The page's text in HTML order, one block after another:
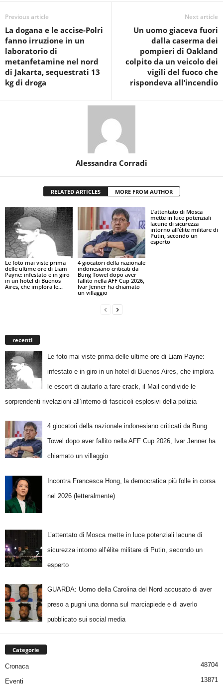
Previous article
La dogana e le accise-Polri
fanno irruzione in un
laboratorio di
metanfetamine nel nord
di Jakarta, sequestrati 13
kg di droga
Next article
Un uomo giaceva fuori
dalla caserma dei
pompieri di Oakland
colpito da un veicolo dei
vigili del fuoco che
rispondeva all’incendio
Alessandra Corradi
RELATED ARTICLES MORE FROM AUTHOR
Le foto mai viste prima
delle ultime ore di Liam
Payne: infestato e in giro
in un hotel di Buenos
Aires, che implora le...
4 giocatori della nazionale
indonesiano criticati da
Bung Towel dopo aver
fallito nella AFF Cup 2026,
Ivar Jenner ha chiamato
un villaggio
L’attentato di Mosca
mette in luce potenziali
lacune di sicurezza
intorno all’élite militare di
Putin, secondo un
esperto
recenti
Le foto mai viste prima delle ultime ore di Liam Payne:
infestato e in giro in un hotel di Buenos Aires, che implora
le escort di aiutarlo a fare crack, il Mail condivide le
sorprendenti rivelazioni all’interno di fascicoli esplosivi della polizia
4 giocatori della nazionale indonesiano criticati da Bung
Towel dopo aver fallito nella AFF Cup 2026, Ivar Jenner ha
chiamato un villaggio
Incontra Francesca Hong, la democratica più folle in corsa
nel 2026 (letteralmente)
L’attentato di Mosca mette in luce potenziali lacune di
sicurezza intorno all’élite militare di Putin, secondo un
esperto
GUARDA: Uomo della Carolina del Nord accusato di aver
preso a pugni una donna sul marciapiede e di averlo
pubblicato sui social media
Categorie
Cronaca 48704
Eventi 13871